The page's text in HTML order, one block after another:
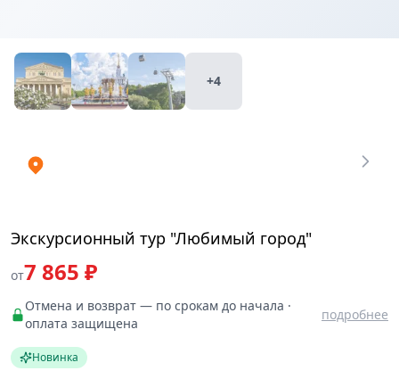
+4
Экскурсионный тур "Любимый город"
от7 865 ₽
Отмена и возврат — по срокам до начала ·
оплата защищена
подробнее
Новинка